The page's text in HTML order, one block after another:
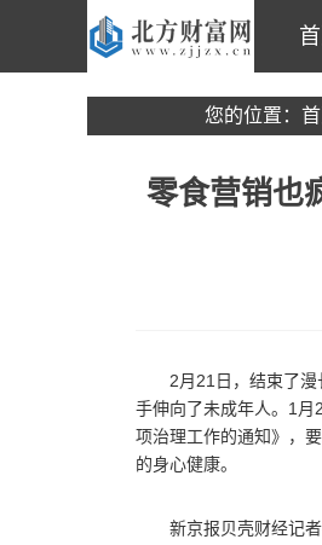
您的位置：
零食营销也
2月21日，结束了
手伸向了未成年人。1月
项治理工作的通知》，
的身心健康。
新京报贝壳财经记